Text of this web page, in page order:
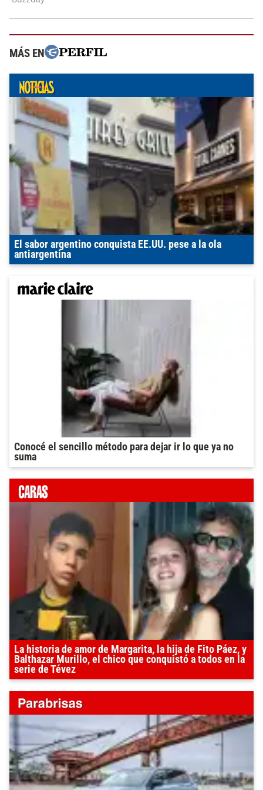
MÁS EN
El sabor argentino conquista EE.UU. pese a la ola
antiargentina
Conocé el sencillo método para dejar ir lo que ya no
suma
La historia de amor de Margarita, la hija de Fito Páez, y
Balthazar Murillo, el chico que conquistó a todos en la
serie de Tévez